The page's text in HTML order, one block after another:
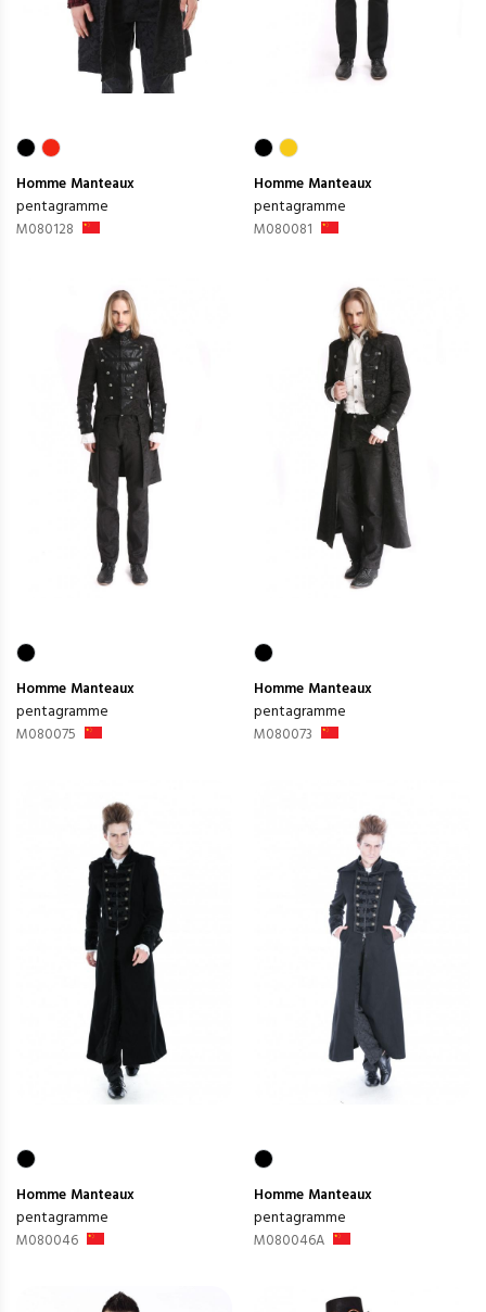
Homme Manteaux
pentagramme
M080128
Homme Manteaux
pentagramme
M080081
Homme Manteaux
pentagramme
M080075
Homme Manteaux
pentagramme
M080073
Homme Manteaux
pentagramme
M080046
Homme Manteaux
pentagramme
M080046A